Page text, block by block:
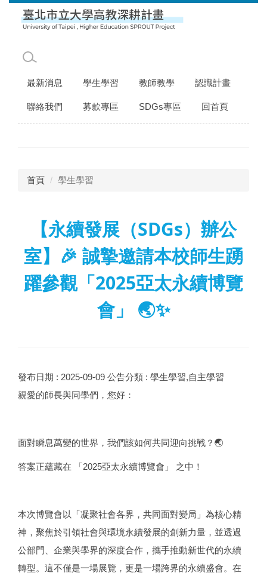
最新消息 學生學習 教師教學 認識計畫
聯絡我們 募款專區 SDGs專區 回首頁
首頁 學生學習
【永續發展（SDGs）辦公
室】🎉 誠摯邀請本校師生踴
躍參觀「2025亞太永續博覽
會」 🌏✨
發布日期 : 2025-09-09 公告分類 : 學生學習,自主學習
親愛的師長與同學們，您好：
面對瞬息萬變的世界，我們該如何共同迎向挑戰？🌏
答案正蘊藏在 「2025亞太永續博覽會」 之中！
本次博覽會以「凝聚社會各界，共同面對變局」為核心精
神，聚焦於引領社會與環境永續發展的創新力量，並透過
公部門、企業與學界的深度合作，攜手推動新世代的永續
轉型。這不僅是一場展覽，更是一場跨界的永續盛會。在